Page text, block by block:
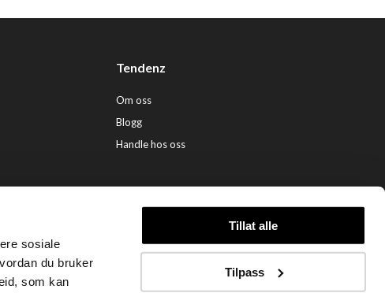
sosiale
du bruker
som kan
Tillat alle
Tilpass
Tendenz
Om oss
Blogg
Handle hos oss
© Tendenz Hårpleie AS (org. nr. 948 341 662) |Nettbutikk levert av Kréatif